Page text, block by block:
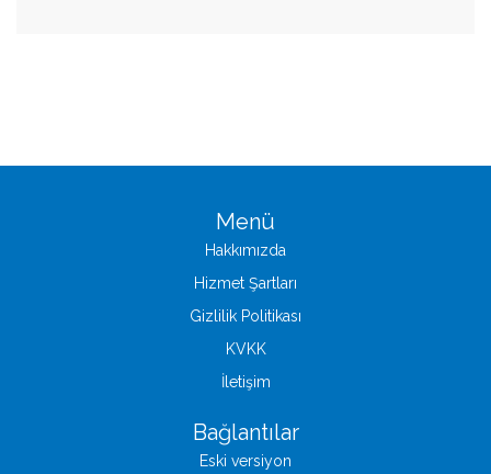
Menü
Hakkımızda
Hizmet Şartları
Gizlilik Politikası
KVKK
İletişim
Bağlantılar
Eski versiyon